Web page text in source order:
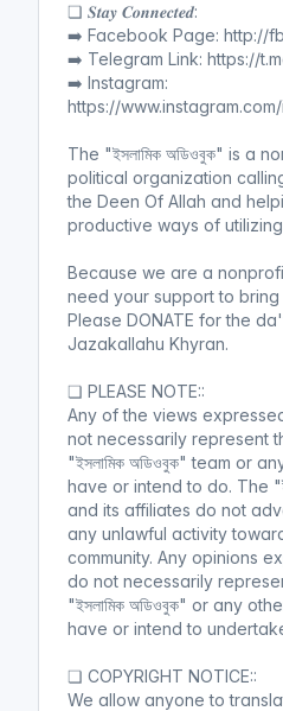
❏ 𝑺𝒕𝒂𝒚 𝑪𝒐𝒏𝒏𝒆𝒄𝒕𝒆𝒅:
➡️ Facebook Page: http://
➡️ Telegram Link: https://
➡️ Instagram:
https://
The "ইসলামিক অডিওবুক" is a
political organization
the Deen Of Allah and
productive ways of
Because we are a
need your support to
Please DONATE for the
Jazakallahu Khyran.
❏ PLEASE NOTE::
Any of the views
not necessarily represent
"ইসলামিক অডিওবুক" team or
have or intend to do. The
and its affiliates do not
any unlawful activity
community. Any opinions
do not necessarily
"ইসলামিক অডিওবুক" or any
have or intend to
❏ COPYRIGHT NOTICE::
We allow anyone to